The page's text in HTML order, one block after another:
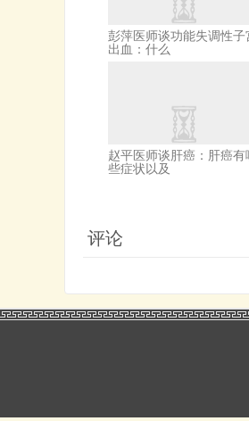
彭萍医师谈功能失调性子
出血：什么
赵平医师谈肝癌：肝癌有
些症状以及
评论